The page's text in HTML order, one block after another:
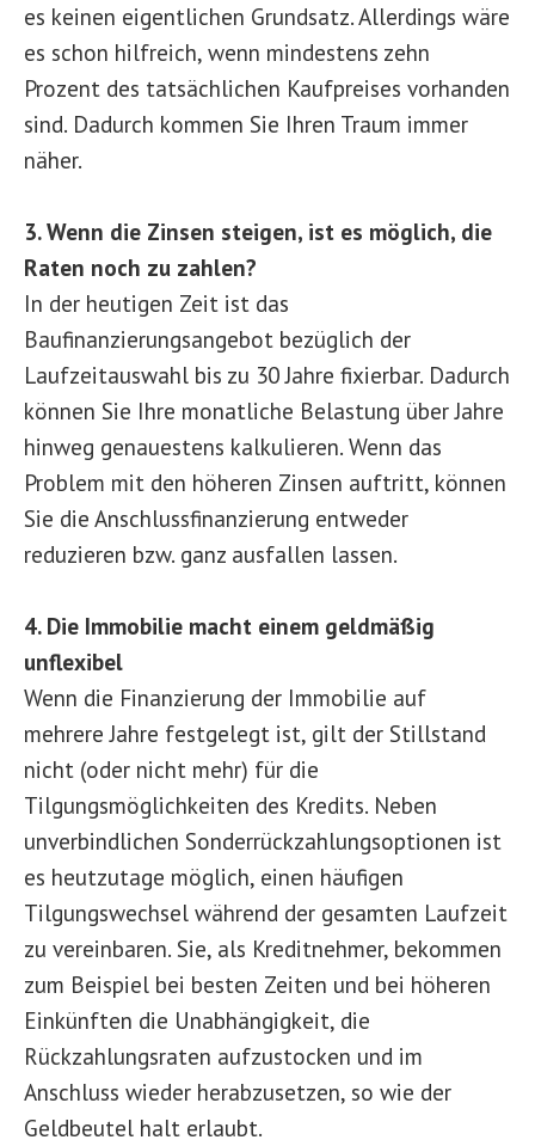
es keinen eigentlichen Grundsatz. Allerdings wäre
es schon hilfreich, wenn mindestens zehn
Prozent des tatsächlichen Kaufpreises vorhanden
sind. Dadurch kommen Sie Ihren Traum immer
näher.
3. Wenn die Zinsen steigen, ist es möglich, die
Raten noch zu zahlen?
In der heutigen Zeit ist das
Baufinanzierungsangebot bezüglich der
Laufzeitauswahl bis zu 30 Jahre fixierbar. Dadurch
können Sie Ihre monatliche Belastung über Jahre
hinweg genauestens kalkulieren. Wenn das
Problem mit den höheren Zinsen auftritt, können
Sie die Anschlussfinanzierung entweder
reduzieren bzw. ganz ausfallen lassen.
4. Die Immobilie macht einem geldmäßig
unflexibel
Wenn die Finanzierung der Immobilie auf
mehrere Jahre festgelegt ist, gilt der Stillstand
nicht (oder nicht mehr) für die
Tilgungsmöglichkeiten des Kredits. Neben
unverbindlichen Sonderrückzahlungsoptionen ist
es heutzutage möglich, einen häufigen
Tilgungswechsel während der gesamten Laufzeit
zu vereinbaren. Sie, als Kreditnehmer, bekommen
zum Beispiel bei besten Zeiten und bei höheren
Einkünften die Unabhängigkeit, die
Rückzahlungsraten aufzustocken und im
Anschluss wieder herabzusetzen, so wie der
Geldbeutel halt erlaubt.